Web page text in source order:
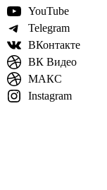
YouTube
Telegram
ВКонтакте
ВК Видео
МАКС
Instagram